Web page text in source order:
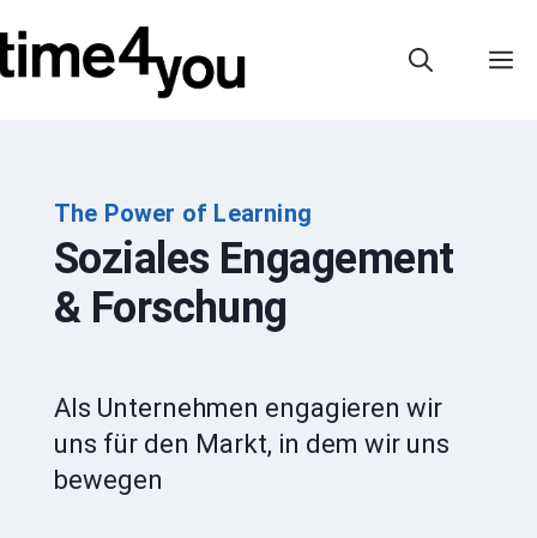
Inhalt
springen
The Power of Learning
Soziales Engagement
& Forschung
Als Unternehmen engagieren wir
uns für den Markt, in dem wir uns
bewegen